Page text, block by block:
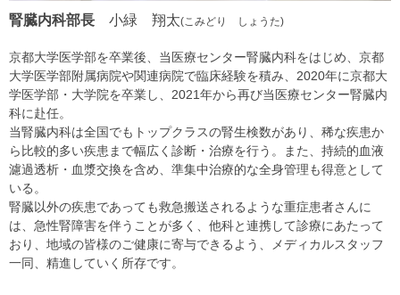
腎臓内科部長 小緑 翔太(こみどり しょうた)
京都大学医学部を卒業後、当医療センター腎臓内科をはじめ、京都
大学医学部附属病院や関連病院で臨床経験を積み、2020年に京都大
学医学部・大学院を卒業し、2021年から再び当医療センター腎臓内
科に赴任。
当腎臓内科は全国でもトップクラスの腎生検数があり、稀な疾患か
ら比較的多い疾患まで幅広く診断・治療を行う。また、持続的血液
濾過透析・血漿交換を含め、準集中治療的な全身管理も得意として
いる。
腎臓以外の疾患であっても救急搬送されるような重症患者さんに
は、急性腎障害を伴うことが多く、他科と連携して診療にあたって
おり、地域の皆様のご健康に寄与できるよう、メディカルスタッフ
一同、精進していく所存です。